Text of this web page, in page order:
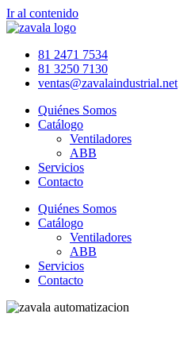
Ir al contenido
81 2471 7534
81 3250 7130
ventas@zavalaindustrial.net
Quiénes Somos
Catálogo
Ventiladores
ABB
Servicios
Contacto
Quiénes Somos
Catálogo
Ventiladores
ABB
Servicios
Contacto